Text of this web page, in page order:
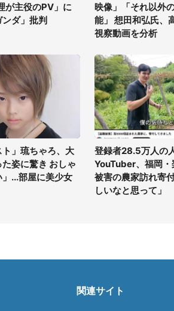
が主役のPV」に
ンダ」批判
映像」「それ以外
能」 想田和弘氏、
視察動画を分析
」琉ちゃろ、大
姿に驚き おしゃ
...部屋に美少女
登録者28.5万人の
YouTuber、福岡
被害の農家訪れ寄
しいなと思って」
関連サイト